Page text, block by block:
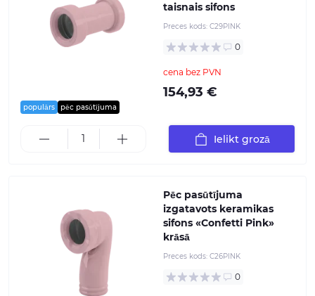
populārs pēc pasūtījuma
taisnais sifons
Preces kods: C29PINK
0
cena bez PVN
154,93 €
Ielikt grozā
Pēc pasūtījuma
izgatavots keramikas
sifons «Confetti Pink»
krāsā
Preces kods: C26PINK
0